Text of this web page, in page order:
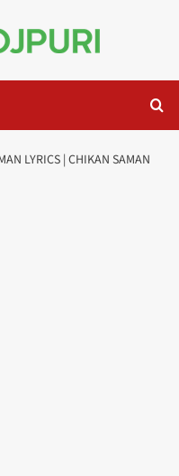
LYRICS | CHIKAN SAMAN